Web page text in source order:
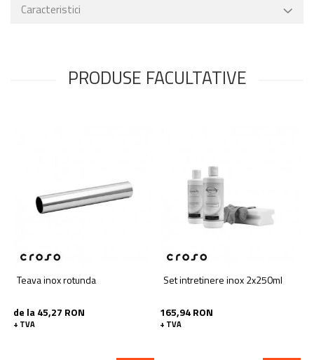
Caracteristici
PRODUSE FACULTATIVE
Teava inox rotunda
de la 45,27 RON
+ TVA
Set intretinere inox 2x250ml
165,94 RON
+ TVA